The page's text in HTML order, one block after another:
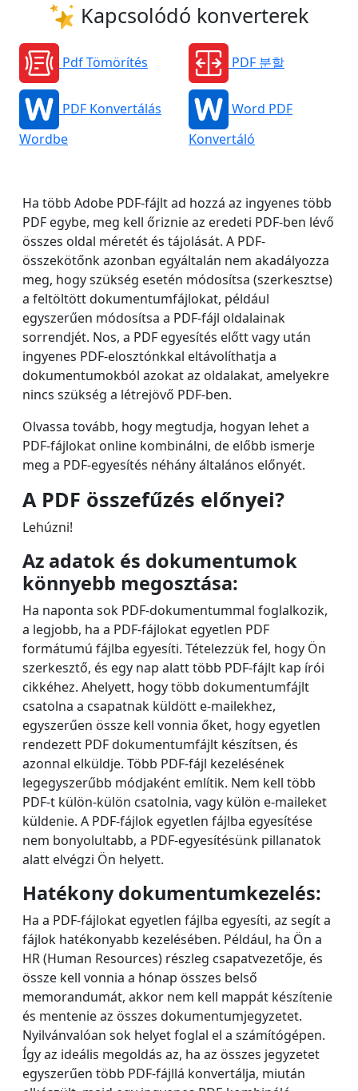
Kapcsolódó konverterek
Pdf Tömörítés PDF 분할
PDF Konvertálás
Wordbe
Word PDF
Konvertáló
Ha több Adobe PDF-fájlt ad hozzá az ingyenes több
PDF egybe, meg kell őriznie az eredeti PDF-ben lévő
összes oldal méretét és tájolását. A PDF-
összekötőnk azonban egyáltalán nem akadályozza
meg, hogy szükség esetén módosítsa (szerkesztse)
a feltöltött dokumentumfájlokat, például
egyszerűen módosítsa a PDF-fájl oldalainak
sorrendjét. Nos, a PDF egyesítés ​előtt vagy után
ingyenes PDF-elosztónkkal eltávolíthatja a
dokumentumokból azokat az oldalakat, amelyekre
nincs szükség a létrejövő PDF-ben.
Olvassa tovább, hogy megtudja, hogyan lehet a
PDF-fájlokat online kombinálni, de előbb ismerje
meg a PDF-egyesítés néhány általános előnyét.
A PDF összefűzés ​előnyei?
Lehúzni!
Az adatok és dokumentumok
könnyebb megosztása:
Ha naponta sok PDF-dokumentummal foglalkozik,
a legjobb, ha a PDF-fájlokat egyetlen PDF
formátumú fájlba egyesíti. Tételezzük fel, hogy Ön
szerkesztő, és egy nap alatt több PDF-fájlt kap írói
cikkéhez. Ahelyett, hogy több dokumentumfájlt
csatolna a csapatnak küldött e-mailekhez,
egyszerűen össze kell vonnia őket, hogy egyetlen
rendezett PDF dokumentumfájlt készítsen, és
azonnal elküldje. Több PDF-fájl kezelésének
legegyszerűbb módjaként említik. Nem kell több
PDF-t külön-külön csatolnia, vagy külön e-maileket
küldenie. A PDF-fájlok egyetlen fájlba egyesítése
nem bonyolultabb, a PDF-egyesítésünk pillanatok
alatt elvégzi Ön helyett.
Hatékony dokumentumkezelés:
Ha a PDF-fájlokat egyetlen fájlba egyesíti, az segít a
fájlok hatékonyabb kezelésében. Például, ha Ön a
HR (Human Resources) részleg csapatvezetője, és
össze kell vonnia a hónap összes belső
memorandumát, akkor nem kell mappát készítenie
és mentenie az összes dokumentumjegyzetet.
Nyilvánvalóan sok helyet foglal el a számítógépen.
Így az ideális megoldás az, ha az összes jegyzetet
egyszerűen több PDF-fájllá konvertálja, miután